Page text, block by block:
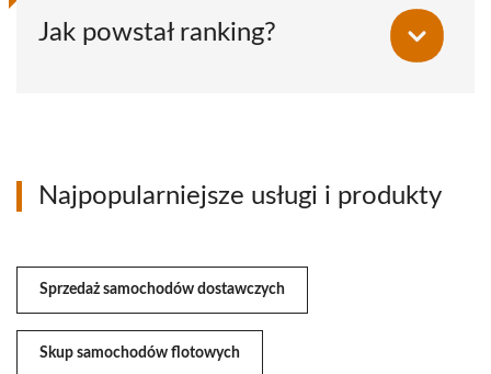
Jak powstał ranking?
Najpopularniejsze usługi i produkty
Sprzedaż samochodów dostawczych
Skup samochodów flotowych